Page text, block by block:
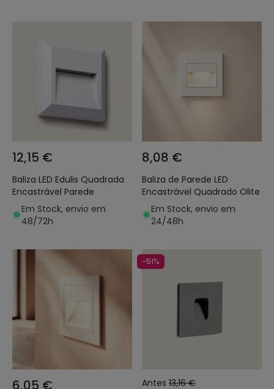
12,15 €
Baliza LED Edulis Quadrada
Encastrável Parede
Em Stock, envio em
48/72h
8,08 €
Baliza de Parede LED
Encastrável Quadrado Olite
Em Stock, envio em
24/48h
6,05 €
-51%
Antes 13,16 €